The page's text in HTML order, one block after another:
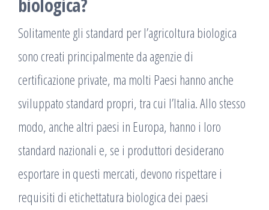
Solitamente gli standard per l’agricoltura biologica
sono creati principalmente da agenzie di
certificazione private, ma molti Paesi hanno anche
sviluppato standard propri, tra cui l’Italia. Allo stesso
modo, anche altri paesi in Europa, hanno i loro
standard nazionali e, se i produttori desiderano
esportare in questi mercati, devono rispettare i
requisiti di etichettatura biologica dei paesi